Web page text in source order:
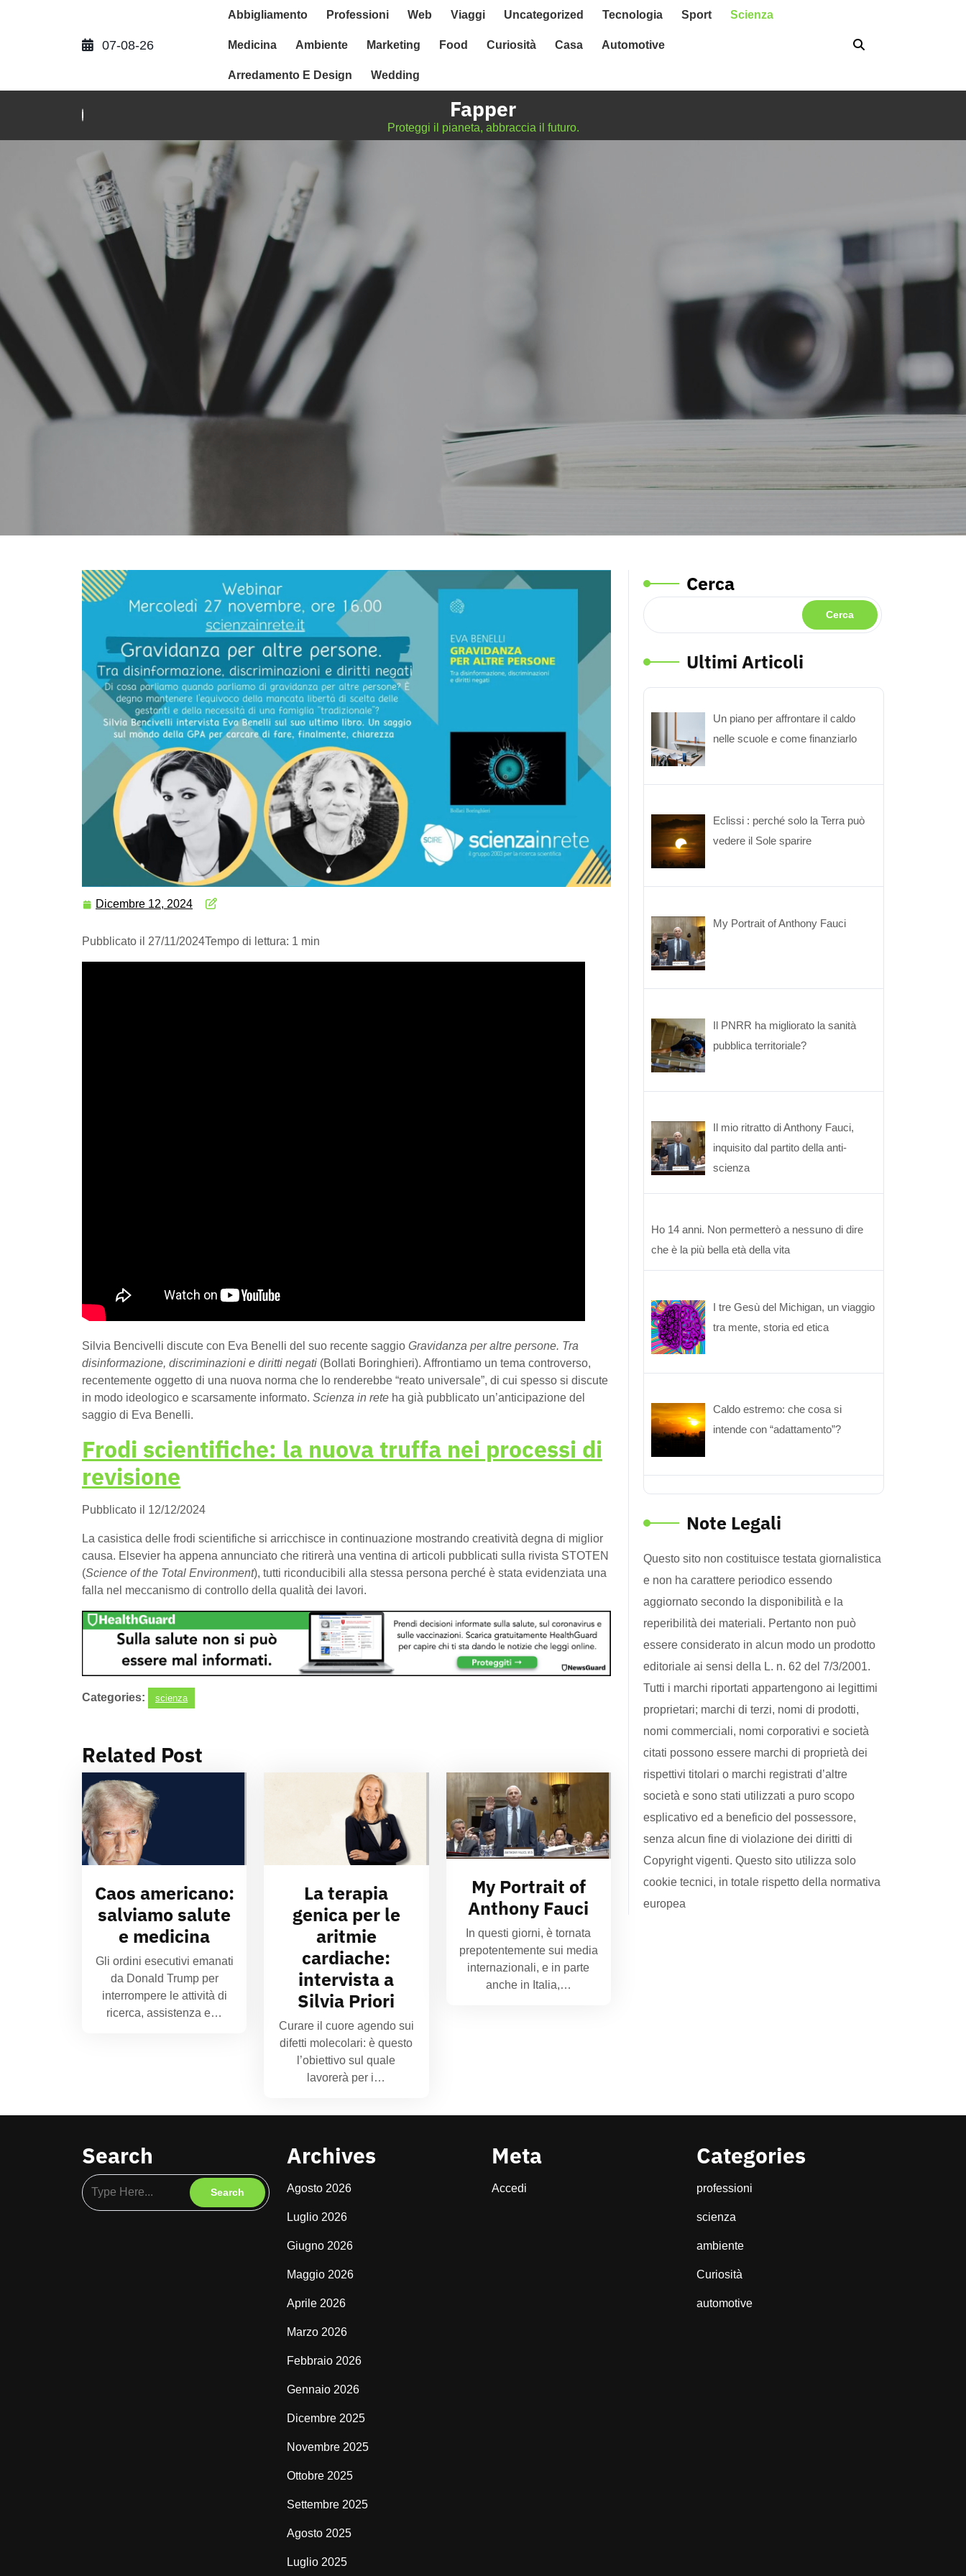
07-08-26
Abbigliamento Professioni Web Viaggi Uncategorized Tecnologia Sport Scienza
Medicina Ambiente Marketing Food Curiosità Casa Automotive
Arredamento E Design Wedding
Fapper
Proteggi il pianeta, abbraccia il futuro.
Dicembre 12, 2024
Pubblicato il 27/11/2024Tempo di lettura: 1 min
Silvia Bencivelli discute con Eva Benelli del suo recente saggio Gravidanza per altre persone. Tra
disinformazione, discriminazioni e diritti negati (Bollati Boringhieri). Affrontiamo un tema controverso,
recentemente oggetto di una nuova norma che lo renderebbe “reato universale”, di cui spesso si discute
in modo ideologico e scarsamente informato. Scienza in rete ha già pubblicato un’anticipazione del
saggio di Eva Benelli.
Frodi scientifiche: la nuova truffa nei processi di
revisione
Pubblicato il 12/12/2024
La casistica delle frodi scientifiche si arricchisce in continuazione mostrando creatività degna di miglior
causa. Elsevier ha appena annunciato che ritirerà una ventina di articoli pubblicati sulla rivista STOTEN
(Science of the Total Environment), tutti riconducibili alla stessa persona perché è stata evidenziata una
falla nel meccanismo di controllo della qualità dei lavori.
Categories: scienza
Related Post
Caos americano:
salviamo salute
e medicina
Gli ordini esecutivi emanati
da Donald Trump per
interrompere le attività di
ricerca, assistenza e…
La terapia
genica per le
aritmie
cardiache:
intervista a
Silvia Priori
Curare il cuore agendo sui
difetti molecolari: è questo
l’obiettivo sul quale
lavorerà per i…
My Portrait of
Anthony Fauci
In questi giorni, è tornata
prepotentemente sui media
internazionali, e in parte
anche in Italia,…
Cerca
Cerca
Ultimi Articoli
Un piano per affrontare il caldo
nelle scuole e come finanziarlo
Eclissi : perché solo la Terra può
vedere il Sole sparire
My Portrait of Anthony Fauci
Il PNRR ha migliorato la sanità
pubblica territoriale?
Il mio ritratto di Anthony Fauci,
inquisito dal partito della anti-
scienza
Ho 14 anni. Non permetterò a nessuno di dire
che è la più bella età della vita
I tre Gesù del Michigan, un viaggio
tra mente, storia ed etica
Caldo estremo: che cosa si
intende con “adattamento”?
Note Legali
Questo sito non costituisce testata giornalistica
e non ha carattere periodico essendo
aggiornato secondo la disponibilità e la
reperibilità dei materiali. Pertanto non può
essere considerato in alcun modo un prodotto
editoriale ai sensi della L. n. 62 del 7/3/2001.
Tutti i marchi riportati appartengono ai legittimi
proprietari; marchi di terzi, nomi di prodotti,
nomi commerciali, nomi corporativi e società
citati possono essere marchi di proprietà dei
rispettivi titolari o marchi registrati d’altre
società e sono stati utilizzati a puro scopo
esplicativo ed a beneficio del possessore,
senza alcun fine di violazione dei diritti di
Copyright vigenti. Questo sito utilizza solo
cookie tecnici, in totale rispetto della normativa
europea
Search Archives
Agosto 2026
Luglio 2026
Giugno 2026
Maggio 2026
Aprile 2026
Marzo 2026
Febbraio 2026
Gennaio 2026
Dicembre 2025
Novembre 2025
Ottobre 2025
Settembre 2025
Agosto 2025
Luglio 2025
Meta
Accedi
Categories
professioni
scienza
ambiente
Curiosità
automotive